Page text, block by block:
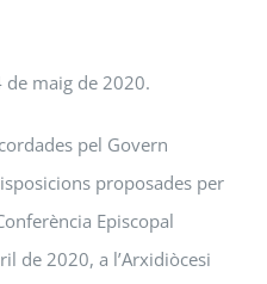
de maig de 2020.
pel Govern
proposades per
Episcopal
de 2020, a l’Arxidiòcesi